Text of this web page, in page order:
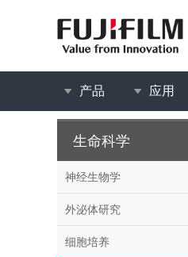
产品 应用
生命科学
神经生物学
外泌体研究
细胞培养